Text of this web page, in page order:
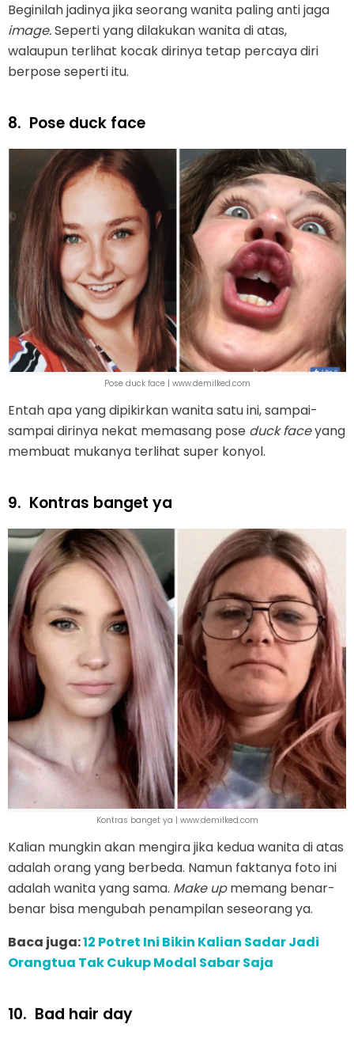
Beginilah jadinya jika seorang wanita paling anti jaga
image.Seperti yang dilakukan wanita di atas,
walaupun terlihat kocak dirinya tetap percaya diri
berpose seperti itu.
8. Pose duck face
Pose duck face | www.demilked.com
Entah apa yang dipikirkan wanita satu ini, sampai-
sampai dirinya nekat memasang pose duck faceyang
membuat mukanya terlihat super konyol.
9. Kontras banget ya
Kontras banget ya | www.demilked.com
Kalian mungkin akan mengira jika kedua wanita di atas
adalah orang yang berbeda. Namun faktanya foto ini
adalah wanita yang sama. Make upmemang benar-
benar bisa mengubah penampilan seseorang ya.
Baca juga:12 Potret Ini Bikin Kalian Sadar Jadi
Orangtua Tak Cukup Modal Sabar Saja
10. Bad hair day